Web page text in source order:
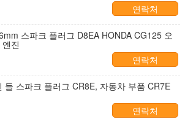
연락처
스파크 플러그 D8EA HONDA CG125 오
진
연락처
들 스파크 플러그 CR8E, 자동차 부품 CR7E
연락처